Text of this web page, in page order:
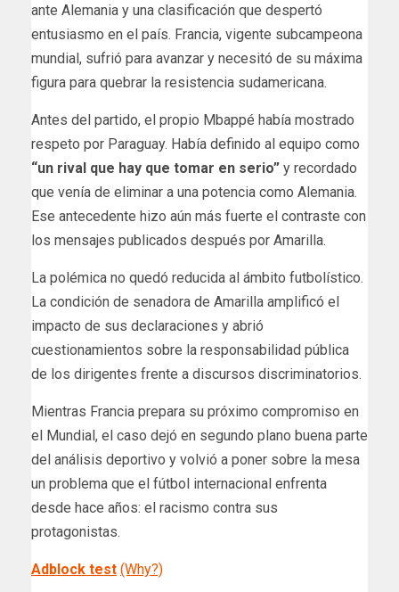
ante Alemania y una clasificación que despertó
entusiasmo en el país. Francia, vigente subcampeona
mundial, sufrió para avanzar y necesitó de su máxima
figura para quebrar la resistencia sudamericana.
Antes del partido, el propio Mbappé había mostrado
respeto por Paraguay. Había definido al equipo como
“un rival que hay que tomar en serio” y recordado
que venía de eliminar a una potencia como Alemania.
Ese antecedente hizo aún más fuerte el contraste con
los mensajes publicados después por Amarilla.
La polémica no quedó reducida al ámbito futbolístico.
La condición de senadora de Amarilla amplificó el
impacto de sus declaraciones y abrió
cuestionamientos sobre la responsabilidad pública
de los dirigentes frente a discursos discriminatorios.
Mientras Francia prepara su próximo compromiso en
el Mundial, el caso dejó en segundo plano buena parte
del análisis deportivo y volvió a poner sobre la mesa
un problema que el fútbol internacional enfrenta
desde hace años: el racismo contra sus
protagonistas.
Adblock test (Why?)